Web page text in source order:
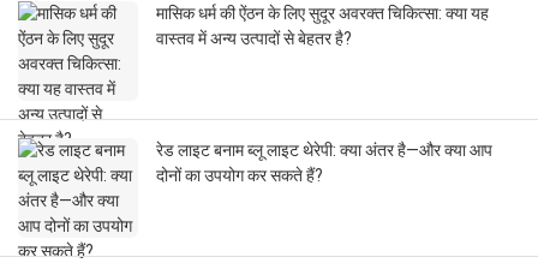
मासिक धर्म की ऐंठन के लिए सुदूर अवरक्त चिकित्सा: क्या यह
वास्तव में अन्य उत्पादों से बेहतर है?
रेड लाइट बनाम ब्लू लाइट थेरेपी: क्या अंतर है—और क्या आप
दोनों का उपयोग कर सकते हैं?